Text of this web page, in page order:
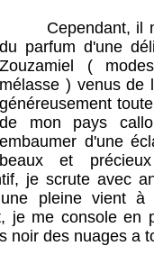
Cependant, il
du parfum d'une
Zouzamiel (
mélasse ) venus de
généreusement
de mon pays
embaumer d'une
beaux et
je scrute avec
pleine vient à
je me console en
noir des nuages a